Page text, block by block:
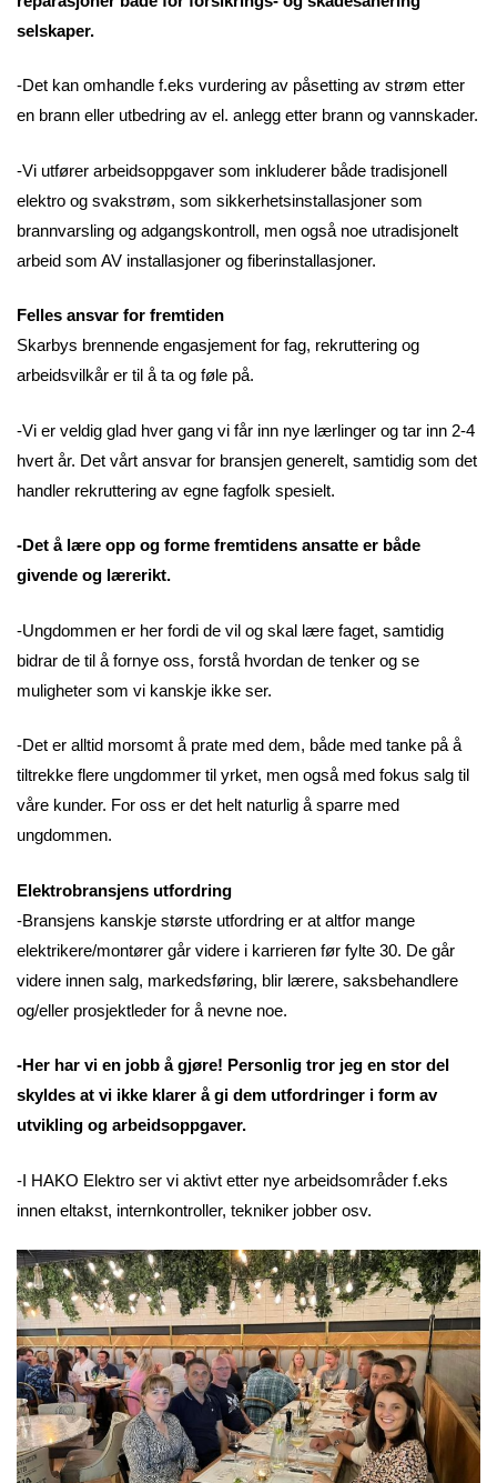
selskaper.
-Det kan omhandle f.eks vurdering av påsetting av strøm etter
en brann eller utbedring av el. anlegg etter brann og vannskader.
-Vi utfører arbeidsoppgaver som inkluderer både tradisjonell
elektro og svakstrøm, som sikkerhetsinstallasjoner som
brannvarsling og adgangskontroll, men også noe utradisjonelt
arbeid som AV installasjoner og fiberinstallasjoner.
Felles ansvar for fremtiden
Skarbys brennende engasjement for fag, rekruttering og
arbeidsvilkår er til å ta og føle på.
-Vi er veldig glad hver gang vi får inn nye lærlinger og tar inn 2-4
hvert år. Det vårt ansvar for bransjen generelt, samtidig som det
handler rekruttering av egne fagfolk spesielt.
-Det å lære opp og forme fremtidens ansatte er både
givende og lærerikt.
-Ungdommen er her fordi de vil og skal lære faget, samtidig
bidrar de til å fornye oss, forstå hvordan de tenker og se
muligheter som vi kanskje ikke ser.
-Det er alltid morsomt å prate med dem, både med tanke på å
tiltrekke flere ungdommer til yrket, men også med fokus salg til
våre kunder. For oss er det helt naturlig å sparre med
ungdommen.
Elektrobransjens utfordring
-Bransjens kanskje største utfordring er at altfor mange
elektrikere/montører går videre i karrieren før fylte 30. De går
videre innen salg, markedsføring, blir lærere, saksbehandlere
og/eller prosjektleder for å nevne noe.
-Her har vi en jobb å gjøre! Personlig tror jeg en stor del
skyldes at vi ikke klarer å gi dem utfordringer i form av
utvikling og arbeidsoppgaver.
-I HAKO Elektro ser vi aktivt etter nye arbeidsområder f.eks
innen eltakst, internkontroller, tekniker jobber osv.